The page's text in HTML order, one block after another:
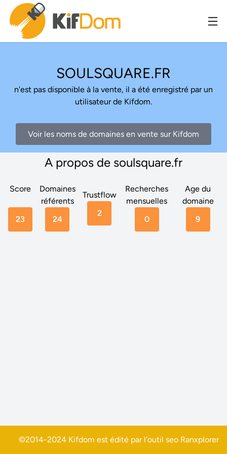
SOULSQUARE.FR
n'est pas disponible à la vente, il a été enregistré par un
utilisateur de Kifdom.
Voir les noms de domaines en vente sur Kifdom
A propos de soulsquare.fr
Score
23
Domaines
référents
24
Trustflow
2
Recherches
mensuelles
0
Age du
domaine
9
©2014-2024 Kifdom est édité par l'outil seo Ranxplorer